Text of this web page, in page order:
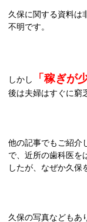
久保に関する資料は
不明です。
しかし 「稼ぎが
後は夫婦はすぐに窮
他の記事でもご紹介
で、近所の歯科医を
したが、なぜか久保
久保の写真などもあ